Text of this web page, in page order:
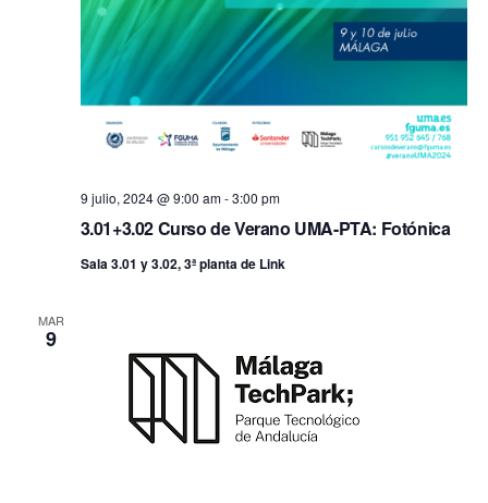
3.01+3.02 Curso de Verano UMA-PTA: Fotónica
9 julio, 2024 @ 9:00 am-3:00 pm
Sala 3.01 y 3.02, 3ª planta de Link
MAR
9